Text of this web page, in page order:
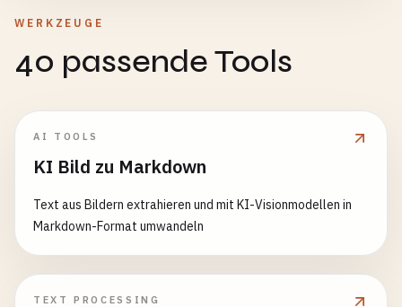
WERKZEUGE
40 passende Tools
AI TOOLS
KI Bild zu Markdown
Text aus Bildern extrahieren und mit KI-Visionmodellen in
Markdown-Format umwandeln
TEXT PROCESSING